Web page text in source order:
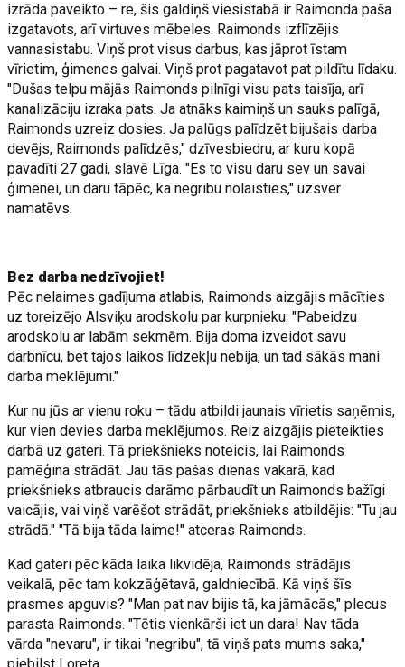
izrāda paveikto – re, šis galdiņš viesistabā ir Raimonda paša
izgatavots, arī virtuves mēbeles. Raimonds izflīzējis
vannasistabu. Viņš prot visus darbus, kas jāprot īstam
vīrietim, ģimenes galvai. Viņš prot pagatavot pat pildītu līdaku.
"Dušas telpu mājās Raimonds pilnīgi visu pats taisīja, arī
kanalizāciju izraka pats. Ja atnāks kaimiņš un sauks palīgā,
Raimonds uzreiz dosies. Ja palūgs palīdzēt bijušais darba
devējs, Raimonds palīdzēs," dzīvesbiedru, ar kuru kopā
pavadīti 27 gadi, slavē Līga. "Es to visu daru sev un savai
ģimenei, un daru tāpēc, ka negribu nolaisties," uzsver
namatēvs.
Bez darba nedzīvojiet!
Pēc nelaimes gadījuma atlabis, Raimonds aizgājis mācīties
uz toreizējo Alsviķu arodskolu par kurpnieku: "Pabeidzu
arodskolu ar labām sekmēm. Bija doma izveidot savu
darbnīcu, bet tajos laikos līdzekļu nebija, un tad sākās mani
darba meklējumi."
Kur nu jūs ar vienu roku – tādu atbildi jaunais vīrietis saņēmis,
kur vien devies darba meklējumos. Reiz aizgājis pieteikties
darbā uz gateri. Tā priekšnieks noteicis, lai Raimonds
pamēģina strādāt. Jau tās pašas dienas vakarā, kad
priekšnieks atbraucis darāmo pārbaudīt un Raimonds bažīgi
vaicājis, vai viņš varēšot strādāt, priekšnieks atbildējis: "Tu jau
strādā." "Tā bija tāda laime!" atceras Raimonds.
Kad gateri pēc kāda laika likvidēja, Raimonds strādājis
veikalā, pēc tam kokzāģētavā, galdniecībā. Kā viņš šīs
prasmes apguvis? "Man pat nav bijis tā, ka jāmācās," plecus
parasta Raimonds. "Tētis vienkārši iet un dara! Nav tāda
vārda "nevaru", ir tikai "negribu", tā viņš pats mums saka,"